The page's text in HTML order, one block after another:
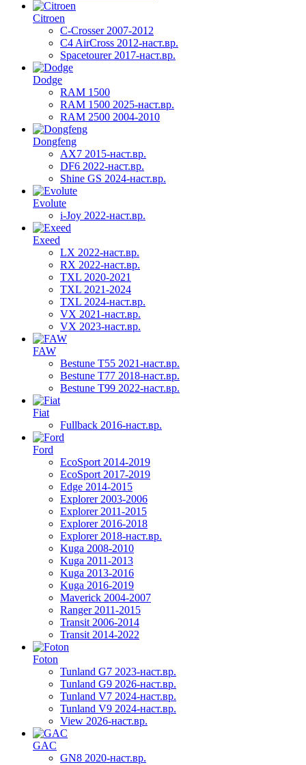
Citroen
C-Crosser 2007-2012
C4 AirCross 2012-наст.вр.
Spacetourer 2017-наст.вр.
Dodge
RAM 1500
RAM 1500 2025-наст.вр.
RAM 2500 2004-2010
Dongfeng
AX7 2015-наст.вр.
DF6 2022-наст.вр.
Shine GS 2024-наст.вр.
Evolute
i-Joy 2022-наст.вр.
Exeed
LX 2022-наст.вр.
RX 2022-наст.вр.
TXL 2020-2021
TXL 2021-2024
TXL 2024-наст.вр.
VX 2021-наст.вр.
VX 2023-наст.вр.
FAW
Bestune T55 2021-наст.вр.
Bestune T77 2018-наст.вр.
Bestune T99 2022-наст.вр.
Fiat
Fullback 2016-наст.вр.
Ford
EcoSport 2014-2019
EcoSport 2017-2019
Edge 2014-2015
Explorer 2003-2006
Explorer 2011-2015
Explorer 2016-2018
Explorer 2018-наст.вр.
Kuga 2008-2010
Kuga 2011-2013
Kuga 2013-2016
Kuga 2016-2019
Maverick 2004-2007
Ranger 2011-2015
Transit 2006-2014
Transit 2014-2022
Foton
Tunland G7 2023-наст.вр.
Tunland G9 2026-наст.вр.
Tunland V7 2024-наст.вр.
Tunland V9 2024-наст.вр.
View 2026-наст.вр.
GAC
GN8 2020-наст.вр.